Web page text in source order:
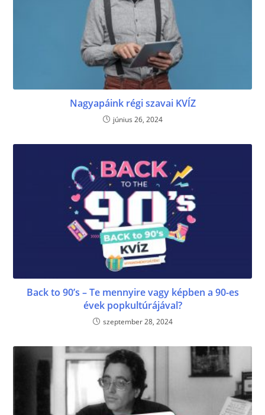
Nagyapáink régi szavai KVÍZ
június 26, 2024
Back to 90’s – Te mennyire vagy képben a 90-es
évek popkultúrájával?
szeptember 28, 2024